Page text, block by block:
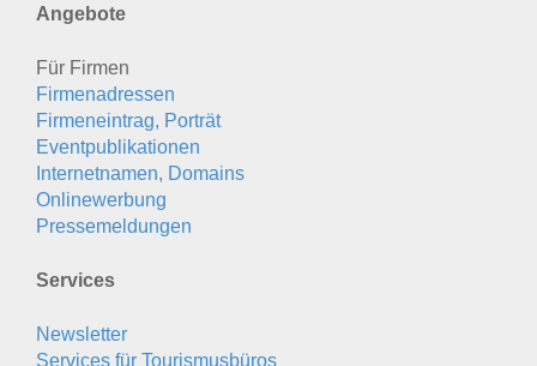
Angebote
Für Firmen
Firmenadressen
Firmeneintrag, Porträt
Eventpublikationen
Internetnamen, Domains
Onlinewerbung
Pressemeldungen
Services
Newsletter
Services für Tourismusbüros